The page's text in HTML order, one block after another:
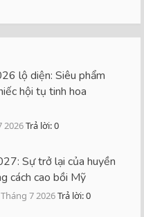
lộ diện: Siêu phẩm
hội tụ tinh hoa
2026Trả lời: 0
Sự trở lại của huyền
cách cao bồi Mỹ
7 2026Trả lời: 0